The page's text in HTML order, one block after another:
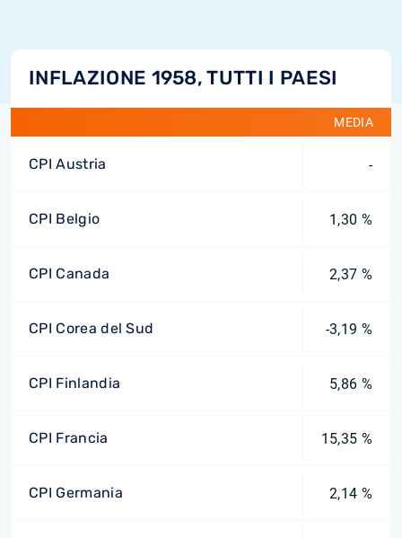
INFLAZIONE 1958, TUTTI I PAESI
MEDIA
CPI Austria -
CPI Belgio 1,30 %
CPI Canada 2,37 %
CPI Corea del Sud -3,19 %
CPI Finlandia 5,86 %
CPI Francia 15,35 %
CPI Germania 2,14 %